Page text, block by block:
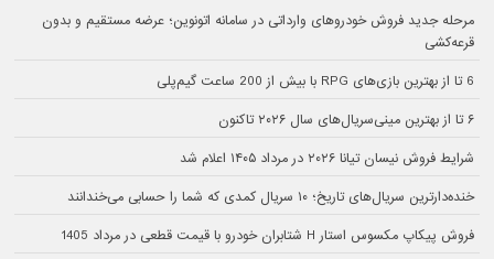
مرحله جدید فروش خودروهای وارداتی در سامانه اتونوین؛ عرضه مستقیم و بدون
قرعه‌کشی
6 تا از بهترین بازی‌های RPG با بیش از 200 ساعت گیم‌پلی
۶ تا از بهترین مینی‌سریال‌های سال ۲۰۲۶ تاکنون
شرایط فروش نیسان تیانا ۲۰۲۶ در مرداد ۱۴۰۵ اعلام شد
خنده‌دارترین سریال‌های تاریخ؛ ۱۰ سریال کمدی که شما را حسابی می‌خندانند
فروش پیکاپ مکسوس استار H شتابران خودرو با قیمت قطعی در مرداد 1405